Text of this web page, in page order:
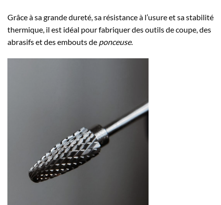
Grâce à sa grande dureté, sa résistance à l’usure et sa stabilité
thermique, il est idéal pour fabriquer des outils de coupe, des
abrasifs et des embouts de ponceuse.